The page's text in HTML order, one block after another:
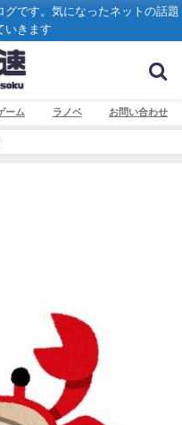
です。気になったネットの話題
いきます
ーム ラノベ お問い合わせ